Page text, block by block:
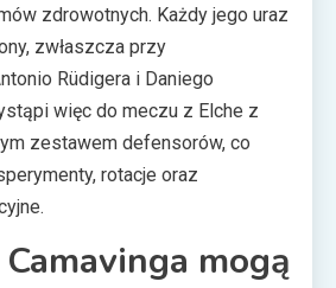
zdrowotnych. Każdy jego uraz
zwłaszcza przy
Rüdigera i Daniego
więc do meczu z Elche z
zestawem defensorów, co
rotacje oraz
mogą